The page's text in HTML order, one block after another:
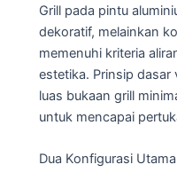
Grill pada pintu
dekoratif, melainkan
memenuhi kriteria
estetika. Prinsip dasar
luas bukaan grill
untuk mencapai
Dua Konfigurasi Utama